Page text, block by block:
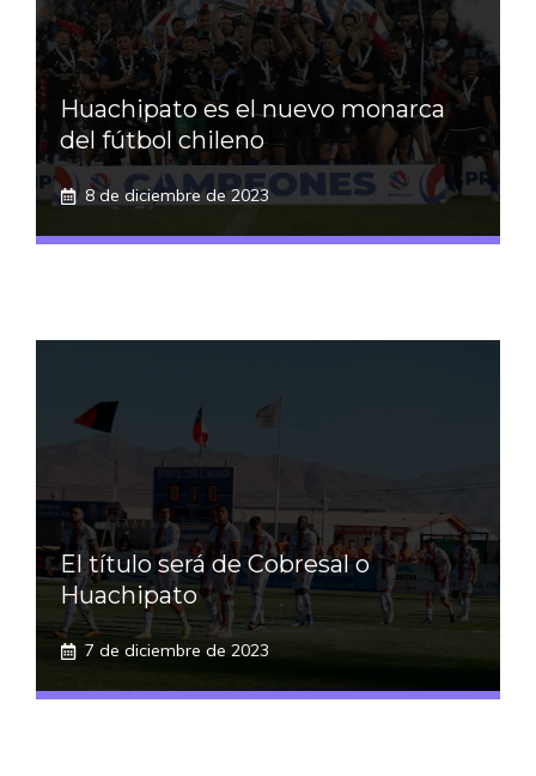
Huachipato es el nuevo monarca
del fútbol chileno
8 de diciembre de 2023
El título será de Cobresal o
Huachipato
7 de diciembre de 2023